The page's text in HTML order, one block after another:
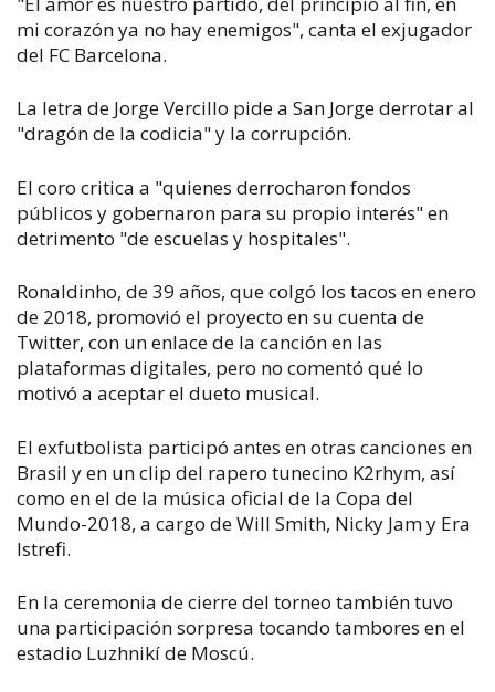
mi corazón ya no hay enemigos", canta el exjugador
del FC Barcelona.
La letra de Jorge Vercillo pide a San Jorge derrotar al
"dragón de la codicia" y la corrupción.
El coro critica a "quienes derrocharon fondos
públicos y gobernaron para su propio interés" en
detrimento "de escuelas y hospitales".
Ronaldinho, de 39 años, que colgó los tacos en enero
de 2018, promovió el proyecto en su cuenta de
Twitter, con un enlace de la canción en las
plataformas digitales, pero no comentó qué lo
motivó a aceptar el dueto musical.
El exfutbolista participó antes en otras canciones en
Brasil y en un clip del rapero tunecino K2rhym, así
como en el de la música oficial de la Copa del
Mundo-2018, a cargo de Will Smith, Nicky Jam y Era
Istrefi.
En la ceremonia de cierre del torneo también tuvo
una participación sorpresa tocando tambores en el
estadio Luzhnikí de Moscú.